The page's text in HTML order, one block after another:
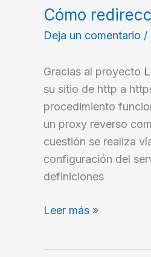
–
20230524
Cómo
Deja un comentario /
Gracias al proyecto
su sitio de http a
procedimiento
un proxy reverso
cuestión se realiza
configuración del
definiciones
Cómo
Leer más »